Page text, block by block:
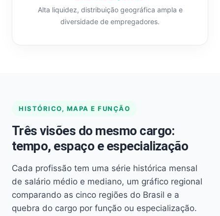
Alta liquidez, distribuição geográfica ampla e
diversidade de empregadores.
HISTÓRICO, MAPA E FUNÇÃO
Três visões do mesmo cargo:
tempo, espaço e especialização
Cada profissão tem uma série histórica mensal
de salário médio e mediano, um gráfico regional
comparando as cinco regiões do Brasil e a
quebra do cargo por função ou especialização.